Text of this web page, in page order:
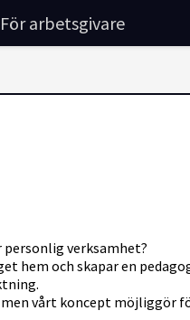
För arbetsgivare
verksamhet?
hem och skapar en
vårt koncept